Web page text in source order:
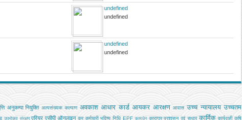
undefined
undefined
undefined
undefined
अनुकम्पा नियुक्ति अल्‍पसंख्‍यक कल्‍याण अवकाश आधार कार्ड आयकर आरक्षण आवास उच्च न्यायालय उच्चतम
उपभोक्‍ता संरक्षण एरियर एसीपी ऑनलाइन कर कर्मचारी भविष्य निधि EPF कामधेनु कारागार प्रशासन एवं सुधार कार्मिक कार्यवाही कृषि